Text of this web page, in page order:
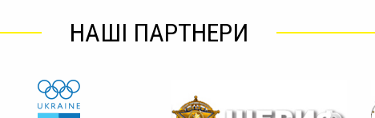
НАШІ ПАРТНЕРИ